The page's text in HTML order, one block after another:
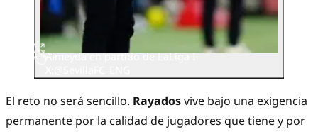
Almeyda en partido de LaLiga I
El reto no será sencillo. Rayadosvive bajo una exigencia
permanente por la calidad de jugadores que tiene y por